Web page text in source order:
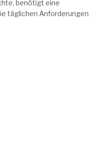
benötigt eine
täglichen Anforderungen